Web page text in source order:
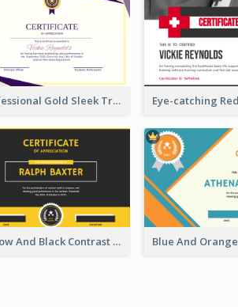
Professional Gold Sleek Triangular Elegant Certificate Design
Yellow And Black Contrast Simple Certificate